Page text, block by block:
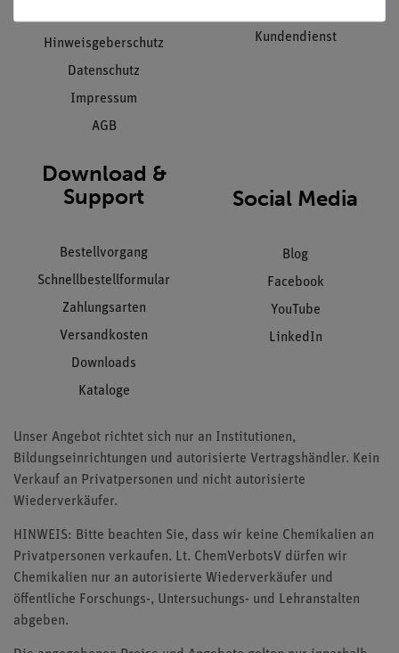
Hinweisgeberschutz
Datenschutz
Impressum
AGB
Kundendienst
Download &
Support
Bestellvorgang
Schnellbestellformular
Zahlungsarten
Versandkosten
Downloads
Kataloge
Social Media
Blog
Facebook
YouTube
LinkedIn
Unser Angebot richtet sich nur an Institutionen,
Bildungseinrichtungen und autorisierte Vertragshändler. Kein
Verkauf an Privatpersonen und nicht autorisierte
Wiederverkäufer.
HINWEIS: Bitte beachten Sie, dass wir keine Chemikalien an
Privatpersonen verkaufen. Lt. ChemVerbotsV dürfen wir
Chemikalien nur an autorisierte Wiederverkäufer und
öffentliche Forschungs-, Untersuchungs- und Lehranstalten
abgeben.